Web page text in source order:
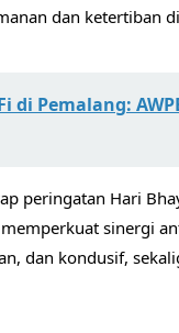
dan ketertiban
Pemalang:
peringatan Hari
sinergi
dan kondusif,